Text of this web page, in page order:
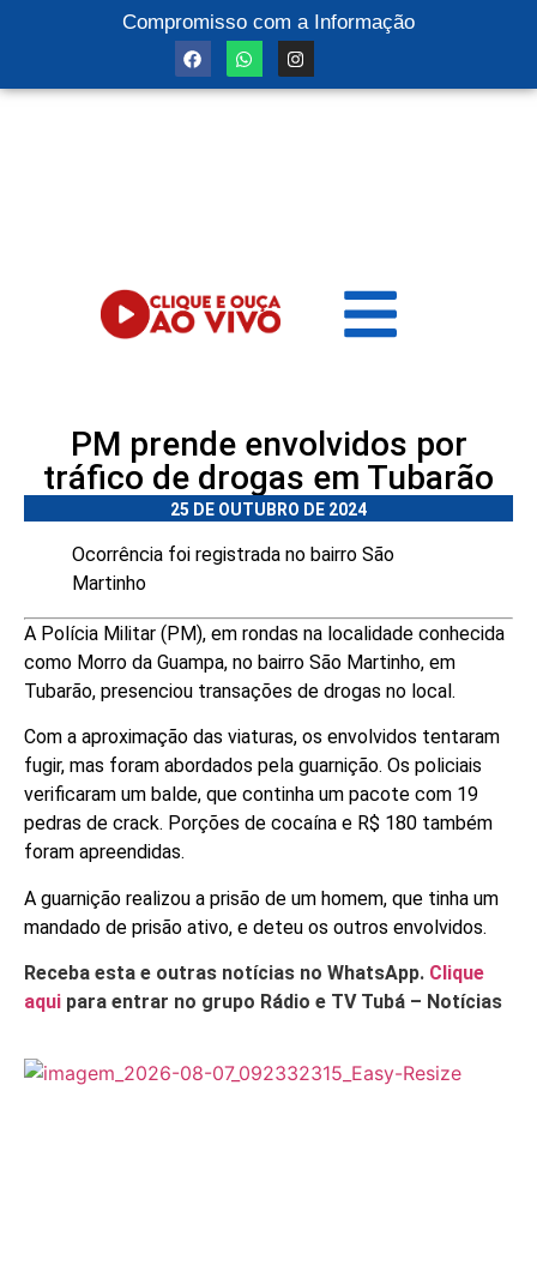
Compromisso com a Informação
PM prende envolvidos por
tráfico de drogas em Tubarão
25 DE OUTUBRO DE 2024
Ocorrência foi registrada no bairro São
Martinho
A Polícia Militar (PM), em rondas na localidade conhecida
como Morro da Guampa, no bairro São Martinho, em
Tubarão, presenciou transações de drogas no local.
Com a aproximação das viaturas, os envolvidos tentaram
fugir, mas foram abordados pela guarnição. Os policiais
verificaram um balde, que continha um pacote com 19
pedras de crack. Porções de cocaína e R$ 180 também
foram apreendidas.
A guarnição realizou a prisão de um homem, que tinha um
mandado de prisão ativo, e deteu os outros envolvidos.
Receba esta e outras notícias no WhatsApp. Clique
aqui para entrar no grupo Rádio e TV Tubá – Notícias